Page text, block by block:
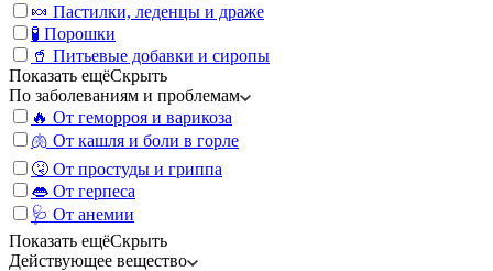
🍬 Пастилки, леденцы и драже
🧪 Порошки
🥤 Питьевые добавки и сиропы
Показать ещёСкрыть
По заболеваниям и проблемам
🔥 От геморроя и варикоза
🫁 От кашля и боли в горле
🤧 От простуды и гриппа
👄 От герпеса
🩺 От анемии
Показать ещёСкрыть
Действующее вещество